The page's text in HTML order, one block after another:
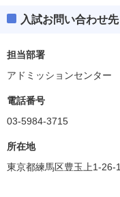
入試お問い合わせ先
担当部署
アドミッションセンター
電話番号
03-5984-3715
所在地
東京都練馬区豊玉上1-26-1